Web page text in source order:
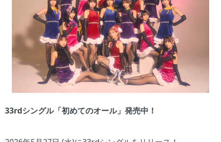
33rdシングル「初めてのオール」発売中！